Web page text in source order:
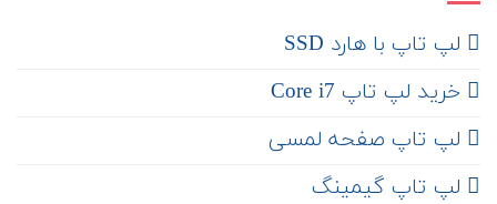
لپ تاپ با هارد SSD
خرید لپ تاپ Core i7
لپ تاپ صفحه لمسی
لپ تاپ گیمینگ